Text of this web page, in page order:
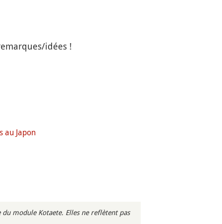
idées !
au Japon
module Kotaete. Elles ne reflètent pas